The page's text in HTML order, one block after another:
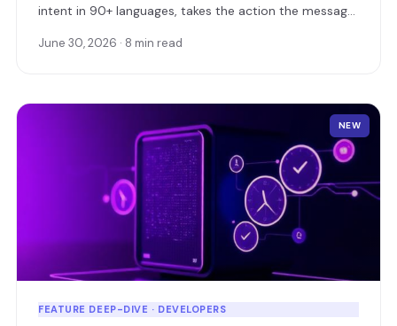
intent in 90+ languages, takes the action the message
when it should.
June 30, 2026 · 8 min read
NEW
FEATURE DEEP-DIVE · DEVELOPERS